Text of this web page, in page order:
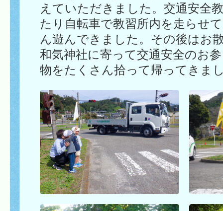
えていただきました。交通安全
たり自転車で教習所内を走らせ
ん遊んできました。その後はお
和気神社に寄って交通安全のお
物をたくさん拾って帰ってきま